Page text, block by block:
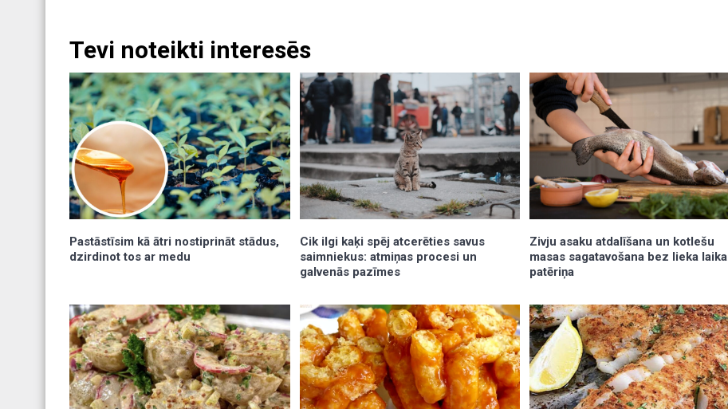
Tevi noteikti interesēs
Pastāstīsim kā ātri nostiprināt stādus,
dzirdinot tos ar medu
Cik ilgi kaķi spēj atcerēties savus
saimniekus: atmiņas procesi un
galvenās pazīmes
Zivju asaku atdalīšana un kotlešu
masas sagatavošana bez lieka laika
patēriņa